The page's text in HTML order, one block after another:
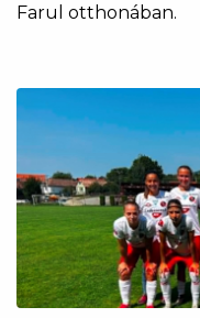
Farul otthonában.